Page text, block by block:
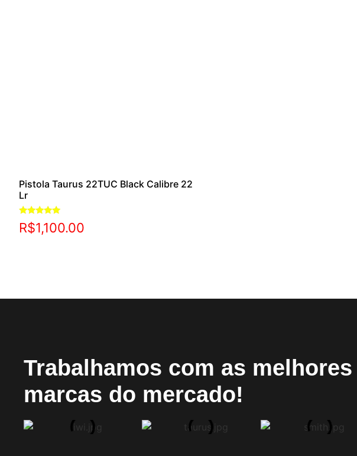
Pistola Taurus 22TUC Black Calibre 22
Lr
Avaliação
5.00
R$1,100.00
Trabalhamos com as melhores
marcas do mercado!